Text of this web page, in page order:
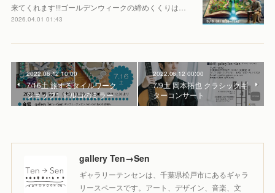
来てくれます!!!ゴールデンウィークの締めくくりは…
2026.04.01 01:43
2022.06.12 10:00
7/16土 旅するタイルワーク
ショップ1 トルコのミラー
2022.06.12 00:00
7/9土 岡本拓也 クラシックギ
ターコンサート
gallery Ten→Sen
ギャラリーテンセンは、千葉県松戸市にあるギャラ
リースペースです。アート、デザイン、音楽、文